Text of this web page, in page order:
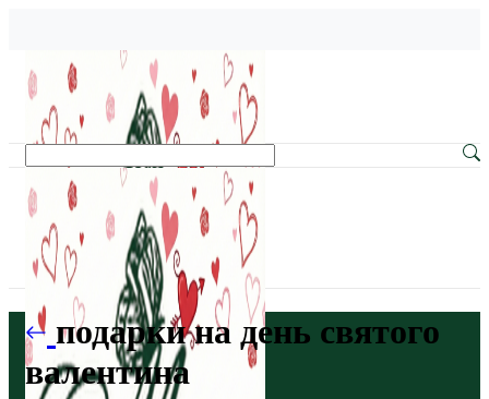
подарки на день святого
валентина